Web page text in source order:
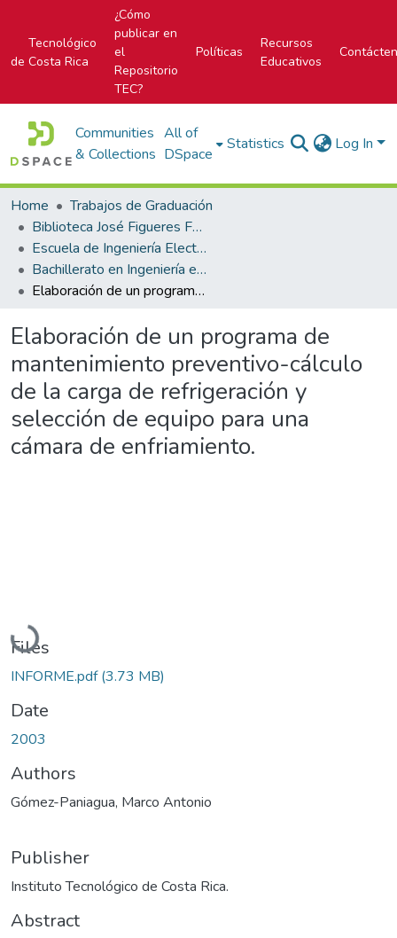
Tecnológico
de Costa Rica
¿Cómo
publicar en
el
Repositorio
TEC?
Políticas
Recursos
Educativos
Communities
& Collections
All of
DSpace
Statistics Log In
Home
Trabajos de Graduación
Biblioteca José Figueres Ferrer
Escuela de Ingeniería Electromecánica
Bachillerato en Ingeniería en Mantenimiento Industrial
Elaboración de un programa de mantenimiento preventivo-cálculo de la carga de refrigeración y selección de equipo para una cámara de enfriamiento.
Elaboración de un programa de
mantenimiento preventivo-cálculo
de la carga de refrigeración y
selección de equipo para una
cámara de enfriamiento.
Loading...
Files
INFORME.pdf(3.73 MB)
Date
2003
Authors
Gómez-Paniagua, Marco Antonio
Publisher
Instituto Tecnológico de Costa Rica.
Abstract